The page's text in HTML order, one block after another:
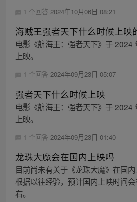
1 个回答 2024年10月06日 08:21
海贼王强者天下什么时候上映
电影《航海王：强者天下》于 2024
上映。
1 个回答 2024年09月23日 05:07
强者天下什么时候上映
电影《航海王：强者天下》于 2024
上映。
1 个回答 2024年09月23日 01:40
龙珠大魔会在国内上映吗
目前尚未有关于《龙珠大魔》在国
根据以往经验，预计国内上映时间
右。